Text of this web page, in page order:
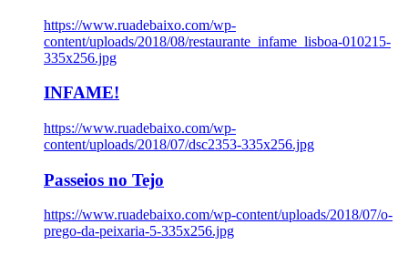
https://www.ruadebaixo.com/wp-
content/uploads/2018/08/restaurante_infame_lisboa-010215-
335x256.jpg
INFAME!
https://www.ruadebaixo.com/wp-
content/uploads/2018/07/dsc2353-335x256.jpg
Passeios no Tejo
https://www.ruadebaixo.com/wp-content/uploads/2018/07/o-
prego-da-peixaria-5-335x256.jpg